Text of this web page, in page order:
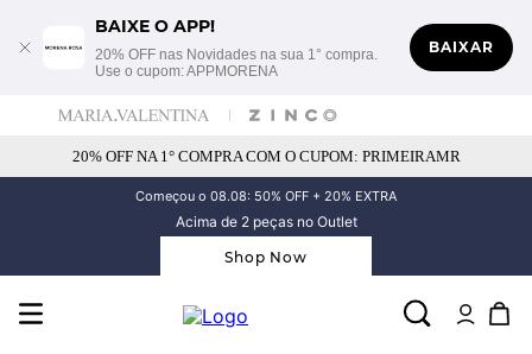
BAIXE O APP!
20% OFF nas Novidades na sua 1° compra.
Use o cupom: APPMORENA
BAIXAR
20% OFF NA 1° COMPRA COM O CUPOM: PRIMEIRAMR
Começou o 08.08: 50% OFF + 20% EXTRA
Acima de 2 peças no Outlet
Shop Now